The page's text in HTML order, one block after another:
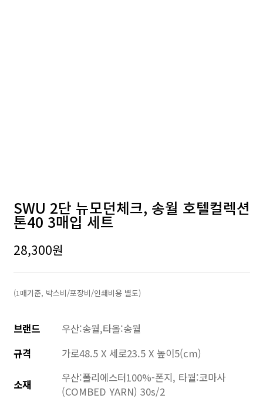
SWU 2단 뉴모던체크, 송월 호텔컬렉션
톤40 3매입 세트
28,300원
(1매기준, 박스비/포장비/인쇄비용 별도)
브랜드
우산:송월,타올:송월
규격
가로48.5 X 세로23.5 X 높이5(cm)
소재
우산:폴리에스터100%-폰지, 타월:코마사
(COMBED YARN) 30s/2